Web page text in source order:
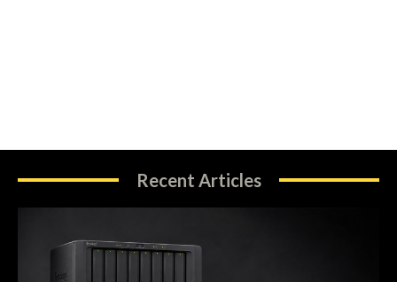
Recent Articles